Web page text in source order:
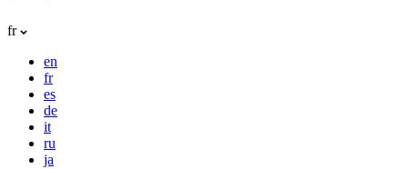
fr
en
fr
es
de
it
ru
ja